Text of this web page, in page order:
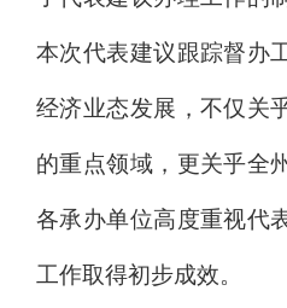
本次代表建议跟踪督办
经济业态发展，不仅关
的重点领域，更关乎全
各承办单位高度重视代
工作取得初步成效。